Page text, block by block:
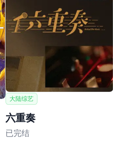
大陆综艺
六重奏
已完结